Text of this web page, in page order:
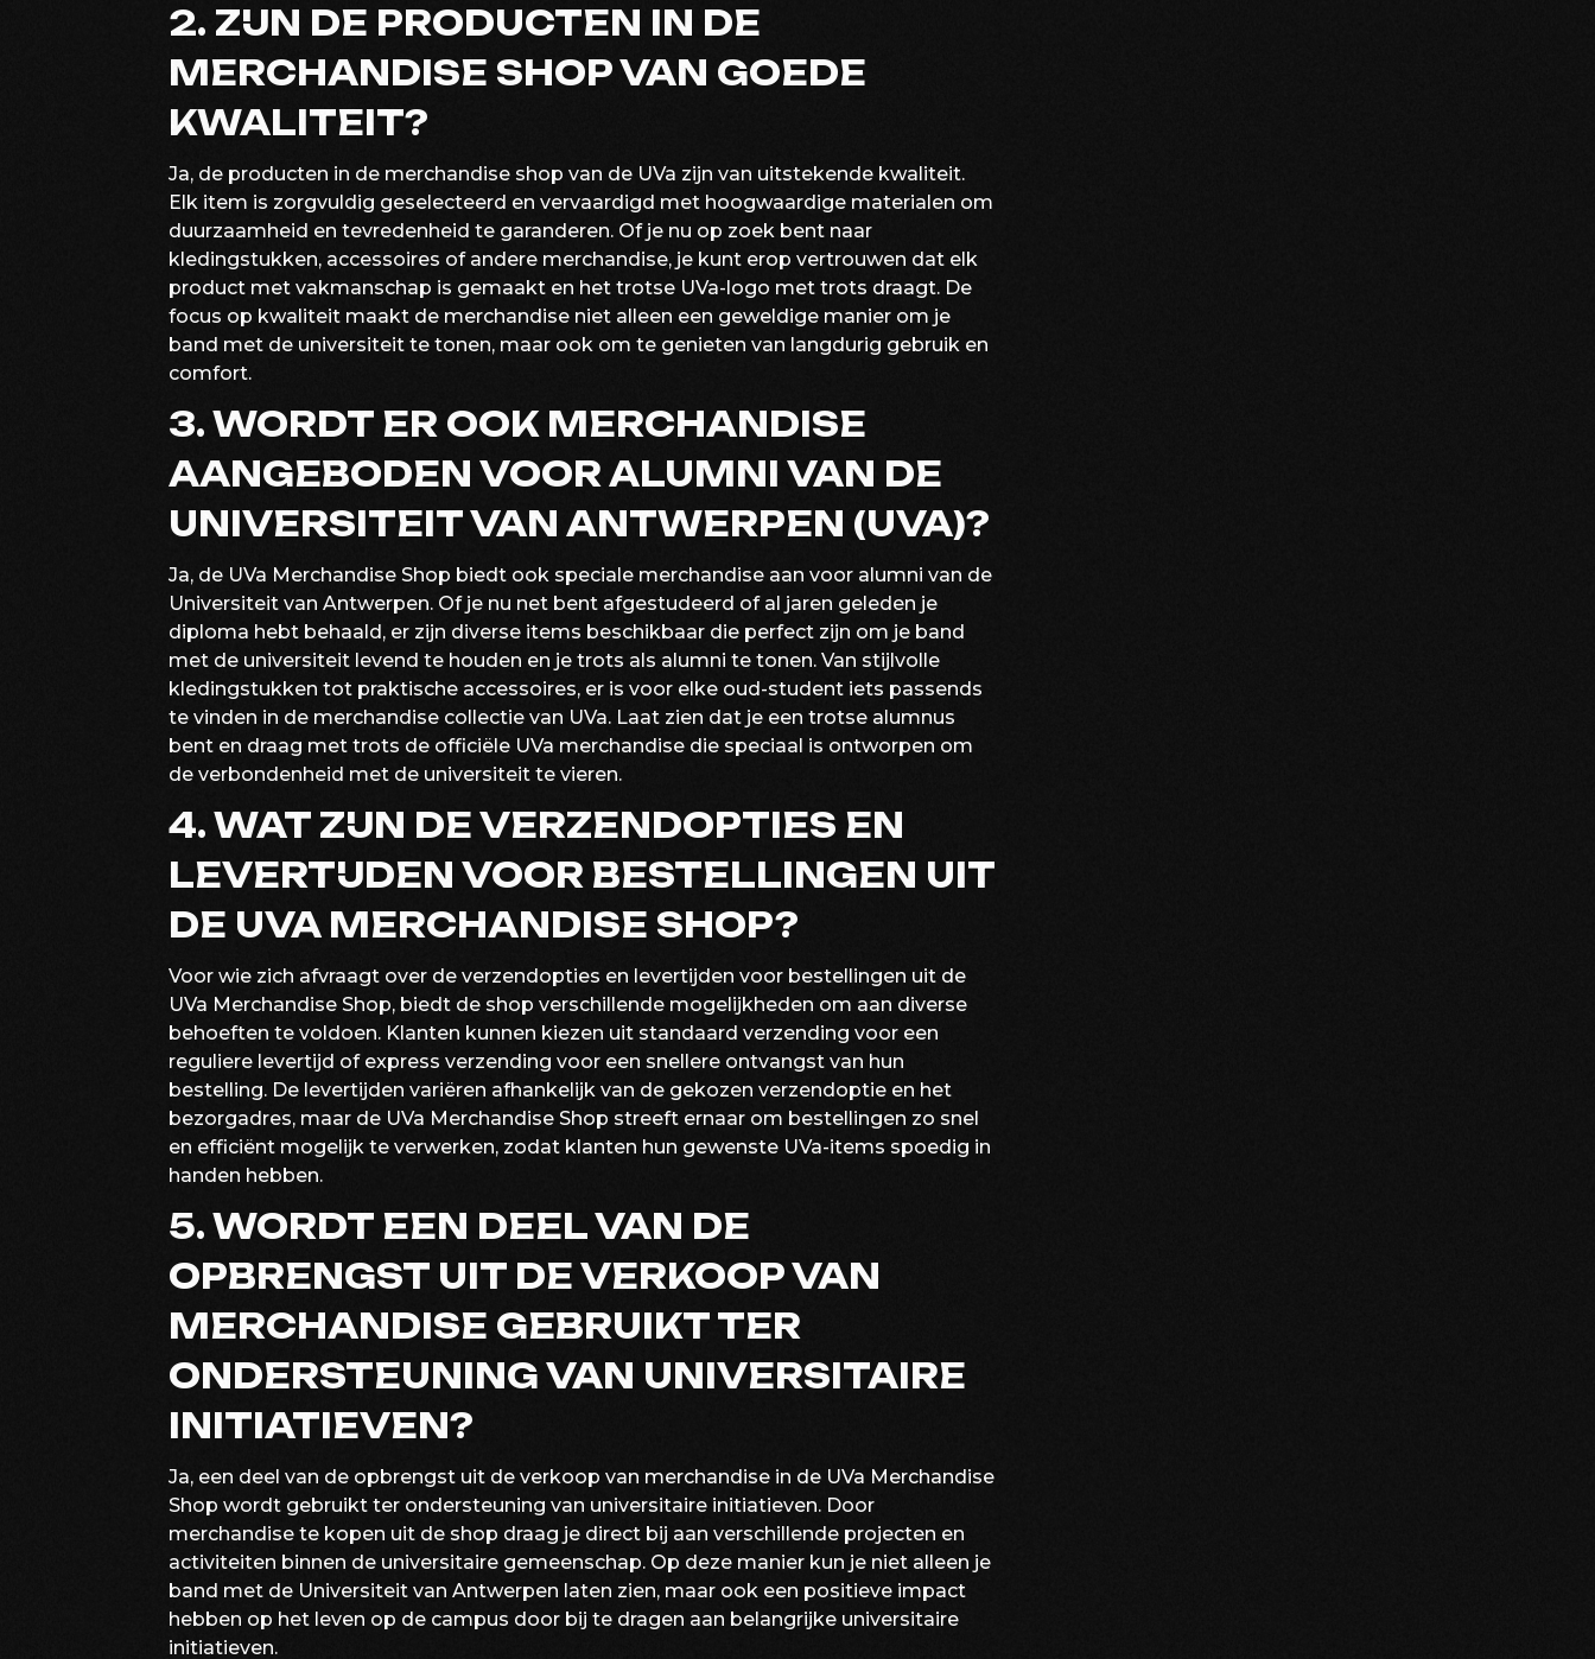
2. ZIJN DE PRODUCTEN IN DE
MERCHANDISE SHOP VAN GOEDE
KWALITEIT?
Ja, de producten in de merchandise shop van de UVa zijn van uitstekende kwaliteit.
Elk item is zorgvuldig geselecteerd en vervaardigd met hoogwaardige materialen om
duurzaamheid en tevredenheid te garanderen. Of je nu op zoek bent naar
kledingstukken, accessoires of andere merchandise, je kunt erop vertrouwen dat elk
product met vakmanschap is gemaakt en het trotse UVa-logo met trots draagt. De
focus op kwaliteit maakt de merchandise niet alleen een geweldige manier om je
band met de universiteit te tonen, maar ook om te genieten van langdurig gebruik en
comfort.
3. WORDT ER OOK MERCHANDISE
AANGEBODEN VOOR ALUMNI VAN DE
UNIVERSITEIT VAN ANTWERPEN (UVA)?
Ja, de UVa Merchandise Shop biedt ook speciale merchandise aan voor alumni van de
Universiteit van Antwerpen. Of je nu net bent afgestudeerd of al jaren geleden je
diploma hebt behaald, er zijn diverse items beschikbaar die perfect zijn om je band
met de universiteit levend te houden en je trots als alumni te tonen. Van stijlvolle
kledingstukken tot praktische accessoires, er is voor elke oud-student iets passends
te vinden in de merchandise collectie van UVa. Laat zien dat je een trotse alumnus
bent en draag met trots de officiële UVa merchandise die speciaal is ontworpen om
de verbondenheid met de universiteit te vieren.
4. WAT ZIJN DE VERZENDOPTIES EN
LEVERTIJDEN VOOR BESTELLINGEN UIT
DE UVA MERCHANDISE SHOP?
Voor wie zich afvraagt over de verzendopties en levertijden voor bestellingen uit de
UVa Merchandise Shop, biedt de shop verschillende mogelijkheden om aan diverse
behoeften te voldoen. Klanten kunnen kiezen uit standaard verzending voor een
reguliere levertijd of express verzending voor een snellere ontvangst van hun
bestelling. De levertijden variëren afhankelijk van de gekozen verzendoptie en het
bezorgadres, maar de UVa Merchandise Shop streeft ernaar om bestellingen zo snel
en efficiënt mogelijk te verwerken, zodat klanten hun gewenste UVa-items spoedig in
handen hebben.
5. WORDT EEN DEEL VAN DE
OPBRENGST UIT DE VERKOOP VAN
MERCHANDISE GEBRUIKT TER
ONDERSTEUNING VAN UNIVERSITAIRE
INITIATIEVEN?
Ja, een deel van de opbrengst uit de verkoop van merchandise in de UVa Merchandise
Shop wordt gebruikt ter ondersteuning van universitaire initiatieven. Door
merchandise te kopen uit de shop draag je direct bij aan verschillende projecten en
activiteiten binnen de universitaire gemeenschap. Op deze manier kun je niet alleen je
band met de Universiteit van Antwerpen laten zien, maar ook een positieve impact
hebben op het leven op de campus door bij te dragen aan belangrijke universitaire
initiatieven.